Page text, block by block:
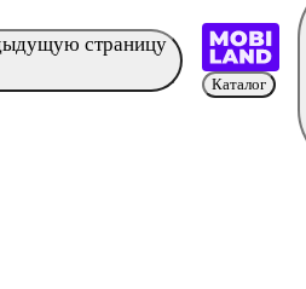
страницу
Каталог